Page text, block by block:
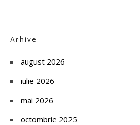
Arhive
august 2026
iulie 2026
mai 2026
octombrie 2025